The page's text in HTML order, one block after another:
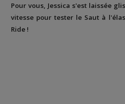
Pour vous, Jessica s'est laissée
vitesse pour tester le Saut à
Ride !